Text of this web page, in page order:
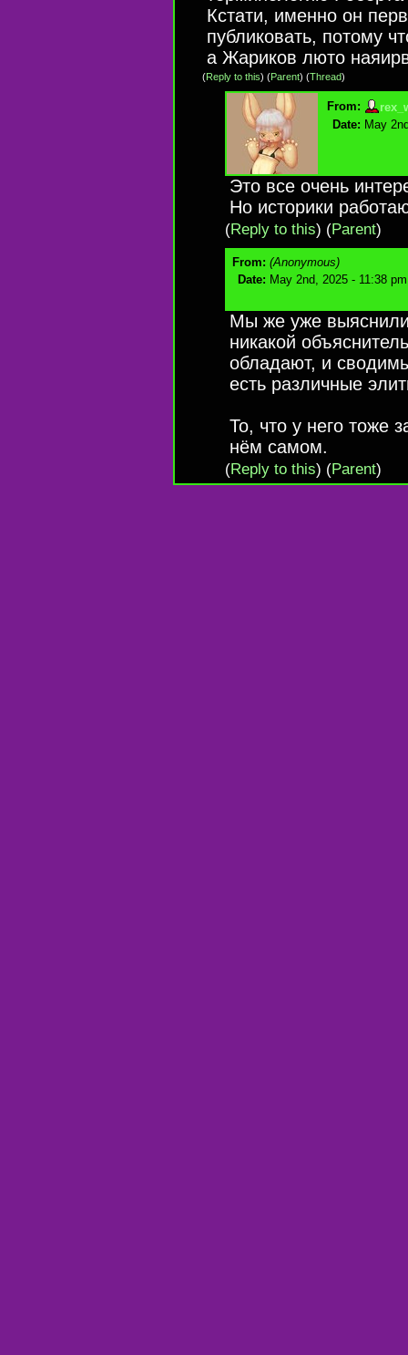
Кстати, именно он
публиковать, потому
а Жариков люто
(Reply to this) (Parent) (Thread)
From:
Date: May
Это все очень
Но историки
(Reply to this) (Parent)
From: (Anonymous)
Date: May 2nd, 2025 - 11:38 pm
Мы же уже
никакой
обладают, и
есть различные
То, что у него тоже
нём самом.
(Reply to this) (Parent)